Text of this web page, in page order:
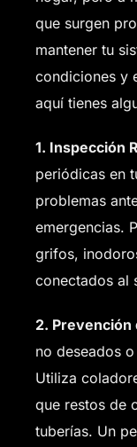
que surgen
mantener tu
condiciones y
aquí tienes
1. Inspección
periódicas en
problemas
emergencias.
grifos,
conectados al
2. Prevención
no deseados
Utiliza
que restos de
tuberías. Un